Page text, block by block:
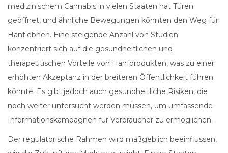
medizinischem Cannabis in vielen Staaten hat Türen
geöffnet, und ähnliche Bewegungen könnten den Weg für
Hanf ebnen. Eine steigende Anzahl von Studien
konzentriert sich auf die gesundheitlichen und
therapeutischen Vorteile von Hanfprodukten, was zu einer
erhöhten Akzeptanz in der breiteren Öffentlichkeit führen
könnte. Es gibt jedoch auch gesundheitliche Risiken, die
noch weiter untersucht werden müssen, um umfassende
Informationskampagnen für Verbraucher zu ermöglichen.
Der regulatorische Rahmen wird maßgeblich beeinflussen,